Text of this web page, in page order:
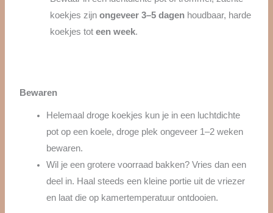
koekjes zijn ongeveer 3–5 dagenhoudbaar, harde
koekjes tot een week.
Bewaren
Helemaal droge koekjes kun je in een luchtdichte
pot op een koele, droge plek ongeveer 1–2 weken
bewaren.
Wil je een grotere voorraad bakken? Vries dan een
deel in. Haal steeds een kleine portie uit de vriezer
en laat die op kamertemperatuur ontdooien.